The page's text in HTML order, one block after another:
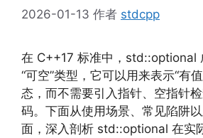
2026-01-13 作者 stdcpp
在 C++17 标准中，std::optional
“可空”类型，它可以用来表示“有
态，而不需要引入指针、空指针
码。下面从使用场景、常见陷阱
面，深入剖析 std::optional 在实